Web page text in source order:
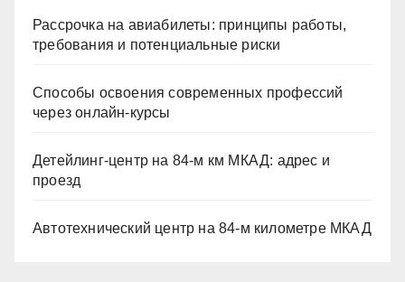
Рассрочка на авиабилеты: принципы работы,
требования и потенциальные риски
Способы освоения современных профессий
через онлайн-курсы
Детейлинг-центр на 84-м км МКАД: адрес и
проезд
Автотехнический центр на 84-м километре МКАД